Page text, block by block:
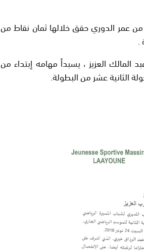
عمر الدوري حقق خلالها ثمان نقاط من
.
العزيز ، يسبدأ مهامه إبتداء من
الثانية عشر من البطولة.